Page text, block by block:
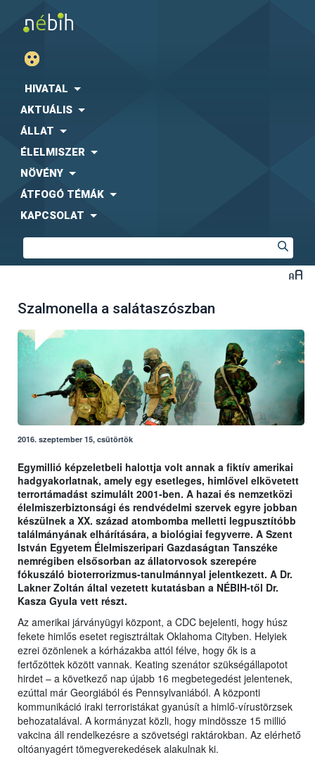
HIVATAL
AKTUÁLIS
ÁLLAT
ÉLELMISZER
NÖVÉNY
ÁTFOGÓ TÉMÁK
KAPCSOLAT
Szalmonella a salátaszószban
2016. szeptember 15, csütörtök
Egymillió képzeletbeli halottja volt annak a fiktív amerikai
hadgyakorlatnak, amely egy esetleges, himlővel elkövetett
terrortámadást szimulált 2001-ben. A hazai és nemzetközi
élelmiszerbiztonsági és rendvédelmi szervek egyre jobban
készülnek a XX. század atombomba melletti legpusztítóbb
találmányának elhárítására, a biológiai fegyverre. A Szent
István Egyetem Élelmiszeripari Gazdaságtan Tanszéke
nemrégiben elsősorban az állatorvosok szerepére
fókuszáló bioterrorizmus-tanulmánnyal jelentkezett. A Dr.
Lakner Zoltán által vezetett kutatásban a NÉBIH-től Dr.
Kasza Gyula vett részt.
Az amerikai járványügyi központ, a CDC bejelenti, hogy húsz
fekete himlős esetet regisztráltak Oklahoma Cityben. Helyiek
ezrei özönlenek a kórházakba attól félve, hogy ők is a
fertőzöttek között vannak. Keating szenátor szükségállapotot
hirdet – a következő nap újabb 16 megbetegedést jelentenek,
ezúttal már Georgiából és Pennsylvaniából. A központi
kommunikáció iraki terroristákat gyanúsít a himlő-vírustörzsek
behozatalával. A kormányzat közli, hogy mindössze 15 millió
vakcina áll rendelkezésre a szövetségi raktárokban. Az elérhető
oltóanyagért tömegverekedések alakulnak ki.